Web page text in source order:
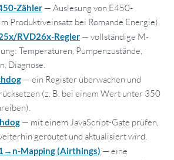
Zähler — Auslesung von E450-
Produktiveinsatz bei Romande Energie).
RVD26x-Regler — vollständige M-
Temperaturen, Pumpenzustände,
Diagnose.
— ein Register überwachen und
(z. B. bei einem Wert unter 350
— mit einem JavaScript-Gate prüfen,
geroutet und aktualisiert wird.
Mapping (Airthings) — eine